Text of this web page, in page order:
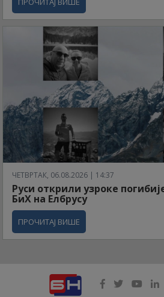
ЧЕТВРТАК, 06.08.2026 | 14:37
Руси открили узроке
БиХ на Елбрусу
ПРОЧИТАЈ ВИШЕ